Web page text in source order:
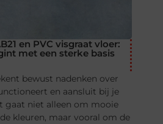
en PVC visgraat vloer:
met een sterke basis
bewust nadenken over
en aansluit bij je
gaat niet alleen om mooie
kleuren, maar vooral om de